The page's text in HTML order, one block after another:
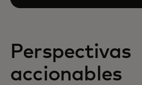
Perspectivas
accionables